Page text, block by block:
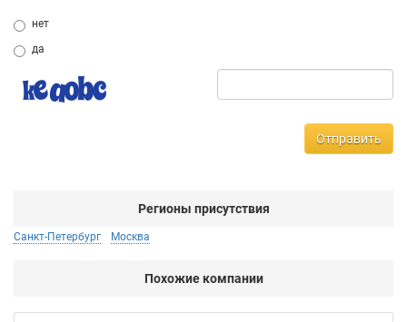
нет
да
Отправить
Регионы присутствия
Санкт-Петербург Москва
Похожие компании